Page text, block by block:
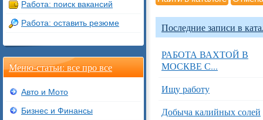
Последние записи в
РАБОТА ВАХТОЙ В
МОСКВЕ С...
Ищу работу
Добыча калийных солей
Работа: поиск вакансий
Работа: оставить резюме
Меню-статьи: все про все
Авто и Мото
Бизнес и Финансы